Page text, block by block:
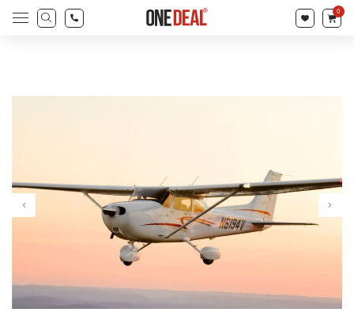
search
Products
search
0